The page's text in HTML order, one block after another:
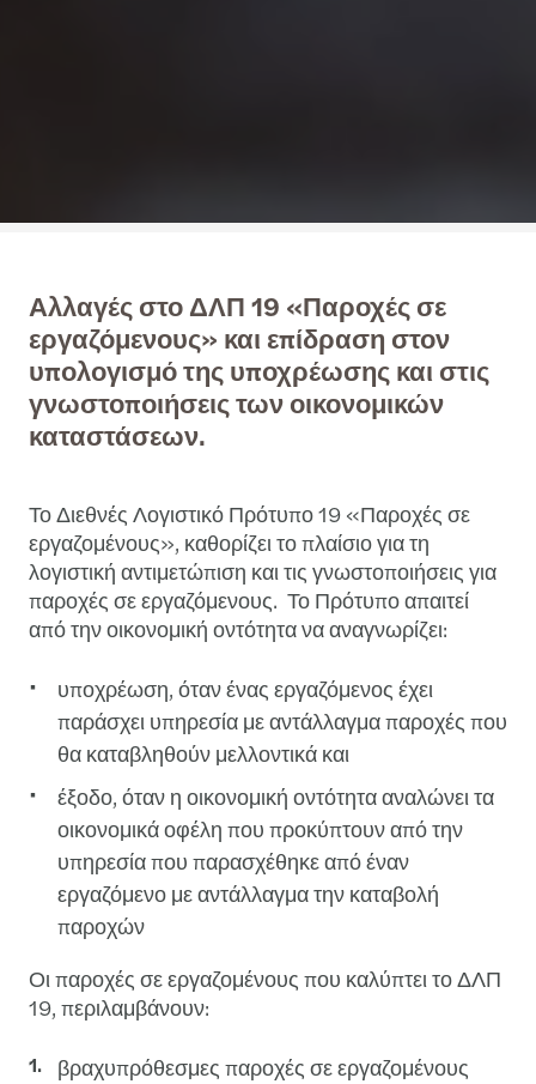
Αλλαγές στο ΔΛΠ 19 «Παροχές σε
εργαζόμενους» και επίδραση στον
υπολογισμό της υποχρέωσης και στις
γνωστοποιήσεις των οικονομικών
καταστάσεων.
Το Διεθνές Λογιστικό Πρότυπο 19 «Παροχές σε
εργαζομένους», καθορίζει το πλαίσιο για τη
λογιστική αντιμετώπιση και τις γνωστοποιήσεις για
παροχές σε εργαζόμενους. Το Πρότυπο απαιτεί
από την οικονομική οντότητα να αναγνωρίζει:
υποχρέωση, όταν ένας εργαζόμενος έχει
παράσχει υπηρεσία με αντάλλαγμα παροχές που
θα καταβληθούν μελλοντικά και
έξοδο, όταν η οικονομική οντότητα αναλώνει τα
οικονομικά οφέλη που προκύπτουν από την
υπηρεσία που παρασχέθηκε από έναν
εργαζόμενο με αντάλλαγμα την καταβολή
παροχών
Οι παροχές σε εργαζομένους που καλύπτει το ΔΛΠ
19, περιλαμβάνουν:
βραχυπρόθεσμες παροχές σε εργαζομένους